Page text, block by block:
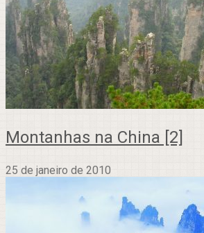
Montanhas na China [2]
25 de janeiro de 2010